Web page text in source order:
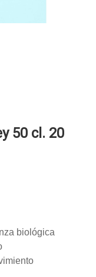
50 cl. 20
biológica